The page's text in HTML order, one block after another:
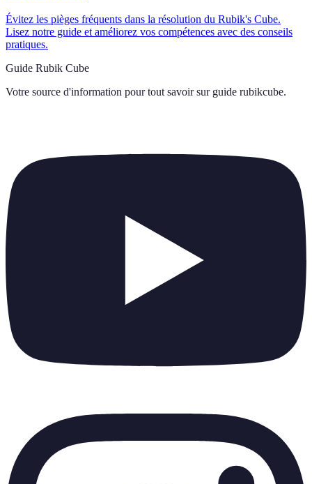
Évitez les pièges fréquents dans la résolution du Rubik's Cube.
Lisez notre guide et améliorez vos compétences avec des conseils
pratiques.
Guide Rubik Cube
Votre source d'information pour tout savoir sur guide rubikcube.